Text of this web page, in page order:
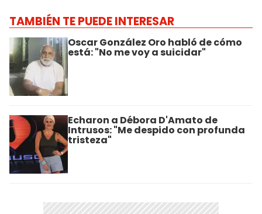
TAMBIÉN TE PUEDE INTERESAR
Oscar González Oro habló de cómo
está: "No me voy a suicidar"
Echaron a Débora D'Amato de
Intrusos: "Me despido con profunda
tristeza"